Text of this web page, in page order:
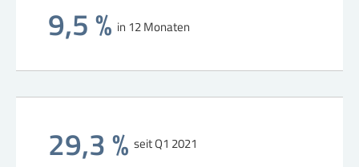
9,5 % in 12 Monaten
29,3 % seit Q1 2021